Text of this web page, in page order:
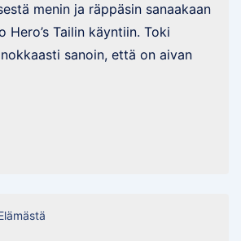
menin ja räppäsin sanaakaan
Hero’s Tailin käyntiin. Toki
sanoin, että on aivan